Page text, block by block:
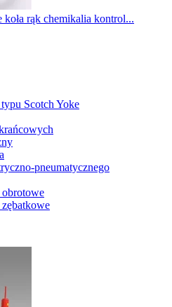
koła rąk chemikalia kontrol...
Scotch Yoke
pneumatycznego
obrotowe